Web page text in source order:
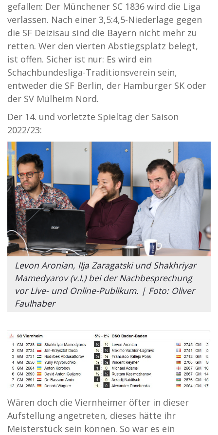
gefallen: Der Münchener SC 1836 wird die Liga
verlassen. Nach einer 3,5:4,5-Niederlage gegen
die SF Deizisau sind die Bayern nicht mehr zu
retten. Wer den vierten Abstiegsplatz belegt,
ist offen. Sicher ist nur: Es wird ein
Schachbundesliga-Traditionsverein sein,
entweder die SF Berlin, der Hamburger SK oder
der SV Mülheim Nord.
Der 14. und vorletzte Spieltag der Saison
2022/23:
Levon Aronian, Ilja Zaragatski und Shakhriyar
Mamedyarov (v.l.) bei der Nachbesprechung
vor Live- und Online-Publikum. | Foto: Oliver
Faulhaber
Wären doch die Viernheimer öfter in dieser
Aufstellung angetreten, dieses hätte ihr
Meisterstück sein können. So war es ein